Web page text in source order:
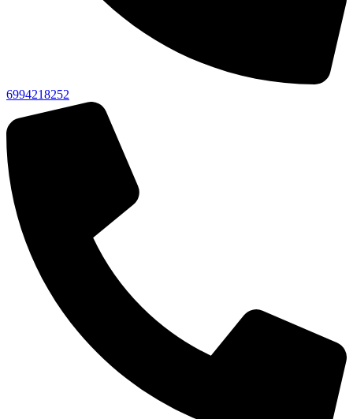
6994218252